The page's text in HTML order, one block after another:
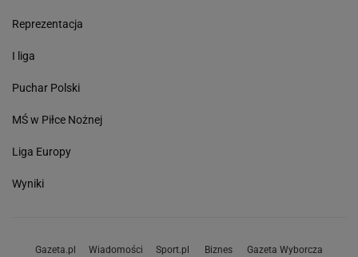
Reprezentacja
I liga
Puchar Polski
MŚ w Piłce Nożnej
Liga Europy
Wyniki
Gazeta.pl Wiadomości Sport.pl Biznes Gazeta Wyborcza